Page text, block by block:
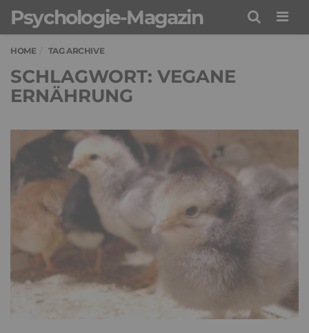
Psychologie-Magazin
HOME TAG ARCHIVE
SCHLAGWORT: VEGANE
ERNÄHRUNG